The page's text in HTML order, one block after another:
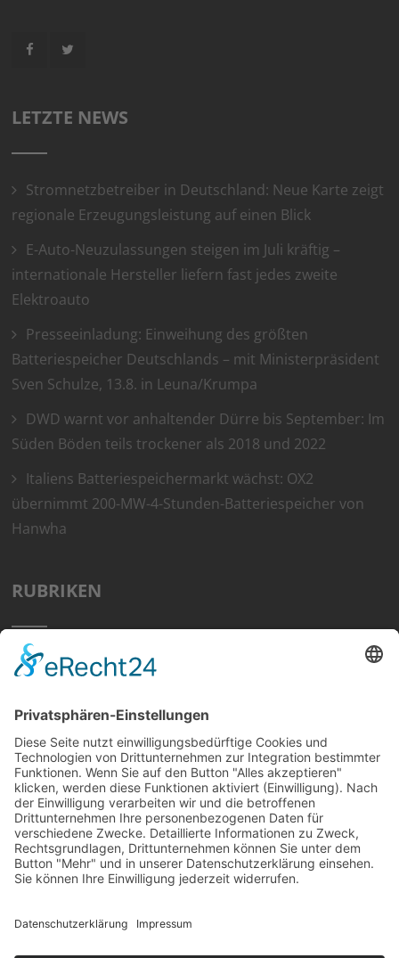
LETZTE NEWS
Stromnetzbetreiber in Deutschland: Neue Karte zeigt
regionale Erzeugungsleistung auf einen Blick
E-Auto-Neuzulassungen steigen im Juli kräftig –
internationale Hersteller liefern fast jedes zweite
Elektroauto
Presseeinladung: Einweihung des größten
Batteriespeicher Deutschlands – mit Ministerpräsident
Sven Schulze, 13.8. in Leuna/Krumpa
DWD warnt vor anhaltender Dürre bis September: Im
Süden Böden teils trockener als 2018 und 2022
Italiens Batteriespeichermarkt wächst: OX2
übernimmt 200-MW-4-Stunden-Batteriespeicher von
Hanwha
RUBRIKEN
Home
Tipps
Wissen
Strom Top30
F&A
News